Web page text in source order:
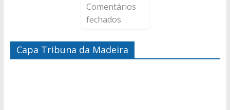
Comentários
fechados
Capa Tribuna da Madeira